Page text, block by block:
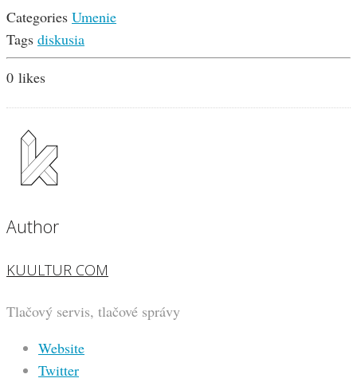
Categories Umenie
Tags diskusia
0 likes
Author
KUULTUR COM
Tlačový servis, tlačové správy
Website
Twitter